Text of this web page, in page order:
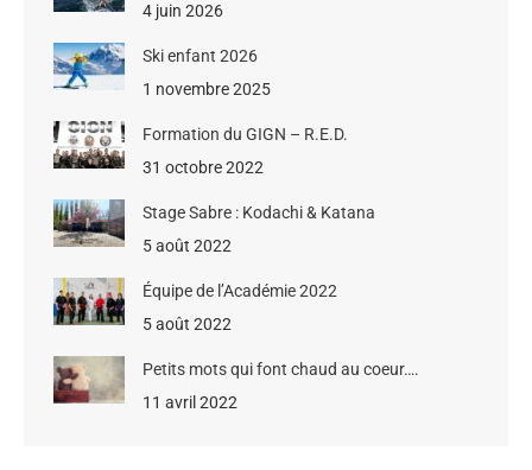
4 juin 2026
Ski enfant 2026
1 novembre 2025
Formation du GIGN – R.E.D.
31 octobre 2022
Stage Sabre : Kodachi & Katana
5 août 2022
Équipe de l’Académie 2022
5 août 2022
Petits mots qui font chaud au coeur….
11 avril 2022